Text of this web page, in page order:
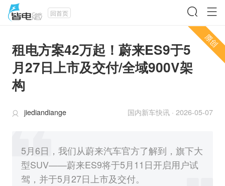
回首页
租电方案42万起！蔚来ES9于5
月27日上市及交付/全域900V架
构
jiediandiange 国内新车快讯 · 2026-05-07
5月6日，我们从蔚来汽车官方了解到，旗下大
型SUV——蔚来ES9将于5月11日开启用户试
驾，并于5月27日上市及交付。